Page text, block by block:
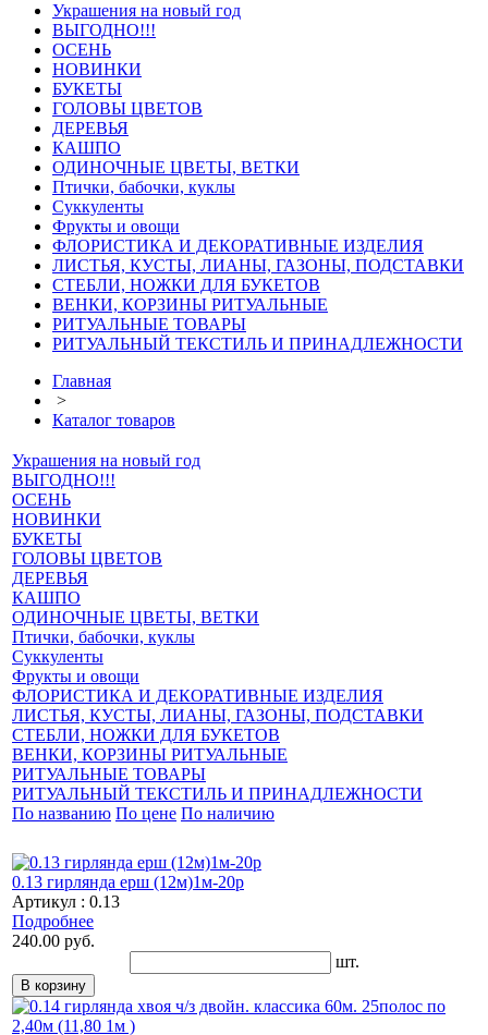
Украшения на новый год
ВЫГОДНО!!!
ОСЕНЬ
НОВИНКИ
БУКЕТЫ
ГОЛОВЫ ЦВЕТОВ
ДЕРЕВЬЯ
КАШПО
ОДИНОЧНЫЕ ЦВЕТЫ, ВЕТКИ
Птички, бабочки, куклы
Суккуленты
Фрукты и овощи
ФЛОРИСТИКА И ДЕКОРАТИВНЫЕ ИЗДЕЛИЯ
ЛИСТЬЯ, КУСТЫ, ЛИАНЫ, ГАЗОНЫ, ПОДСТАВКИ
СТЕБЛИ, НОЖКИ ДЛЯ БУКЕТОВ
ВЕНКИ, КОРЗИНЫ РИТУАЛЬНЫЕ
РИТУАЛЬНЫЕ ТОВАРЫ
РИТУАЛЬНЫЙ ТЕКСТИЛЬ И ПРИНАДЛЕЖНОСТИ
Главная
>
Каталог товаров
Украшения на новый год
ВЫГОДНО!!!
ОСЕНЬ
НОВИНКИ
БУКЕТЫ
ГОЛОВЫ ЦВЕТОВ
ДЕРЕВЬЯ
КАШПО
ОДИНОЧНЫЕ ЦВЕТЫ, ВЕТКИ
Птички, бабочки, куклы
Суккуленты
Фрукты и овощи
ФЛОРИСТИКА И ДЕКОРАТИВНЫЕ ИЗДЕЛИЯ
ЛИСТЬЯ, КУСТЫ, ЛИАНЫ, ГАЗОНЫ, ПОДСТАВКИ
СТЕБЛИ, НОЖКИ ДЛЯ БУКЕТОВ
ВЕНКИ, КОРЗИНЫ РИТУАЛЬНЫЕ
РИТУАЛЬНЫЕ ТОВАРЫ
РИТУАЛЬНЫЙ ТЕКСТИЛЬ И ПРИНАДЛЕЖНОСТИ
По названию По цене По наличию
0.13 гирлянда ерш (12м)1м-20р
Артикул : 0.13
Подробнее
240.00 руб.
шт.